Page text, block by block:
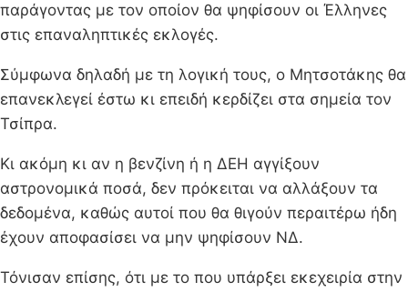
παράγοντας με τον οποίον θα ψηφίσουν οι Έλληνες
στις επαναληπτικές εκλογές.
Σύμφωνα δηλαδή με τη λογική τους, ο Μητσοτάκης θα
επανεκλεγεί έστω κι επειδή κερδίζει στα σημεία τον
Τσίπρα.
Κι ακόμη κι αν η βενζίνη ή η ΔΕΗ αγγίξουν
αστρονομικά ποσά, δεν πρόκειται να αλλάξουν τα
δεδομένα, καθώς αυτοί που θα θιγούν περαιτέρω ήδη
έχουν αποφασίσει να μην ψηφίσουν ΝΔ.
Τόνισαν επίσης, ότι με το που υπάρξει εκεχειρία στην